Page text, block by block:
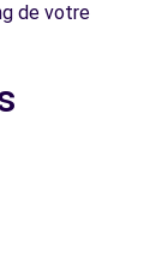
de votre